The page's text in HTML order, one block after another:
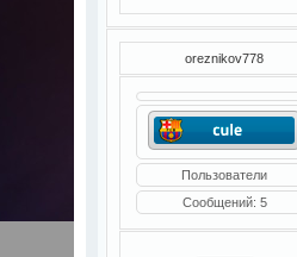
oreznikov778
Пользователи
Сообщений: 5